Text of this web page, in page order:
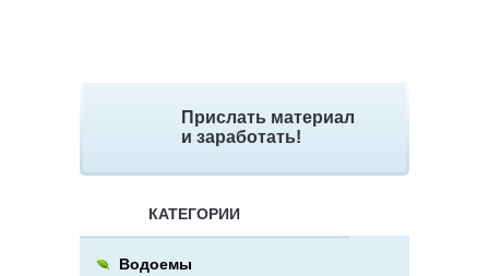
Прислать материал
и заработать!
КАТЕГОРИИ
Водоемы